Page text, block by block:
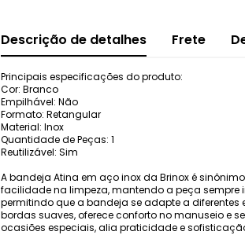
Descrição de detalhes Frete
Principais especificações do produto:
Cor: Branco
Empilhável: Não
Formato: Retangular
Material: Inox
Quantidade de Peças: 1
Reutilizável: Sim
A bandeja Atina em aço inox da Brinox é
facilidade na limpeza, mantendo a peça
permitindo que a bandeja se adapte a
bordas suaves, oferece conforto no manuseio e
ocasiões especiais, alia praticidade e